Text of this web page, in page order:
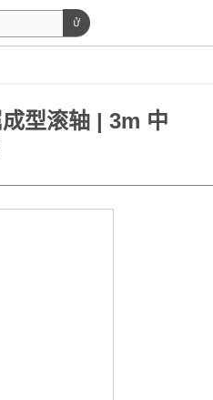
型滚轴 | 3m 中